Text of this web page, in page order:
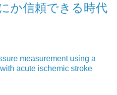
か信頼できる時代
measurement using a
acute ischemic stroke